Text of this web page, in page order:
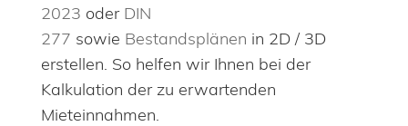
2023 oder DIN
277 sowie Bestandsplänen in 2D / 3D
erstellen. So helfen wir Ihnen bei der
Kalkulation der zu erwartenden
Mieteinnahmen.